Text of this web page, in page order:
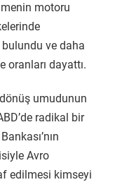
motoru
bulundu ve daha
oranları dayattı.
dönüş umudunun
radikal bir
Avro
edilmesi kimseyi